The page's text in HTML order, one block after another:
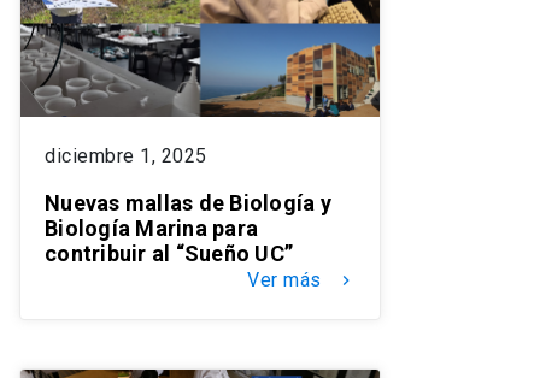
diciembre 1, 2025
Nuevas mallas de Biología y
Biología Marina para
contribuir al “Sueño UC”
Ver más keyboard_arrow_right